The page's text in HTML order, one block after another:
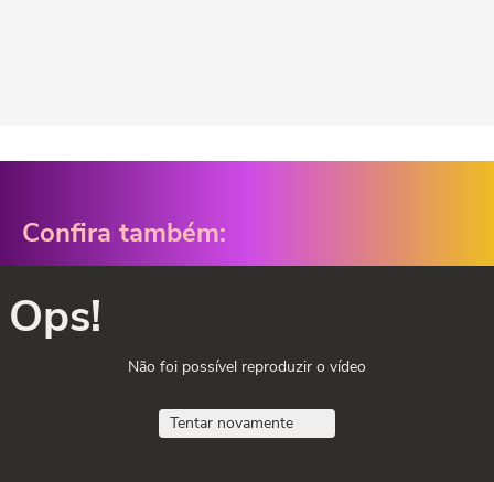
Confira também:
Ops!
Não foi possível reproduzir o vídeo
Tentar novamente